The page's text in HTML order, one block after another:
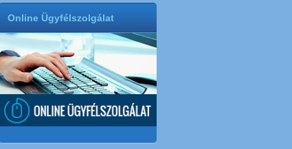
Online Ügyfélszolgálat